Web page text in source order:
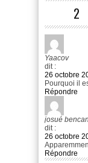
2
Yaacov
dit :
26 octobre
Pourquoi il
Répondre
josué
dit :
26 octobre
Répondre